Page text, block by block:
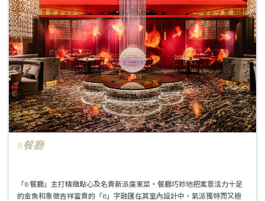
8餐廳
「8 餐廳」主打精緻點心及名貴新派廣東菜。餐廳巧妙地把寓意活力十足
的金魚和象徵吉祥富貴的「8」字融匯在其室內設計中，氣派獨特而又極